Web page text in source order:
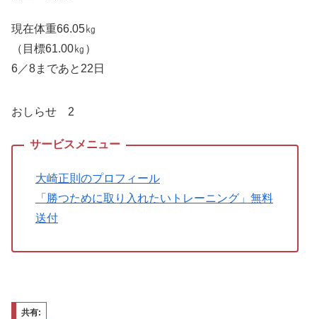
現在体重66.05㎏
（目標61.00㎏）
6／8まであと22日
おしらせ 2
大崎正則のプロフィール
「勝つために取り入れたいトレーニング」無料
送付
共有: